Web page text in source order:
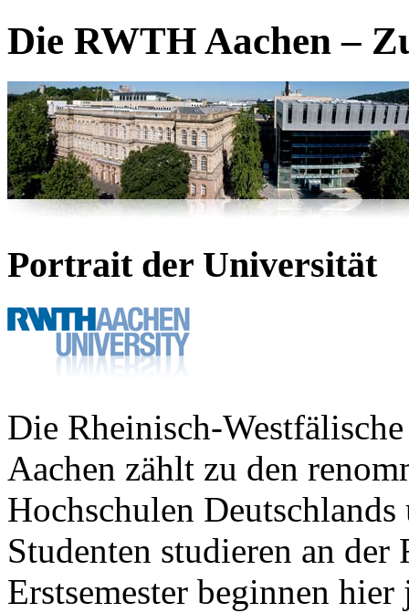
Die RWTH Aachen –
Portrait der Universität
Die Rheinisch-
Aachen zählt zu den
Hochschulen
Studenten studieren an der
Erstsemester beginnen